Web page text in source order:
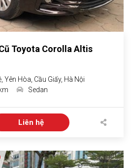
Toyota Corolla Altis
Yên Hòa, Cầu Giấy, Hà Nội
Sedan
Liên hệ